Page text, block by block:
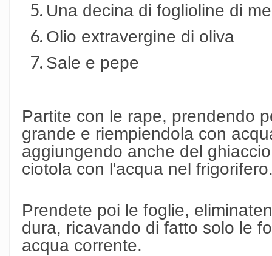
Una decina di foglioline di
Olio extravergine di oliva
Sale e pepe
Partite con le rape, prendendo
grande e riempiendola con
aggiungendo anche del
ciotola con l'acqua nel
Prendete poi le foglie,
dura, ricavando di fatto solo le
acqua corrente.